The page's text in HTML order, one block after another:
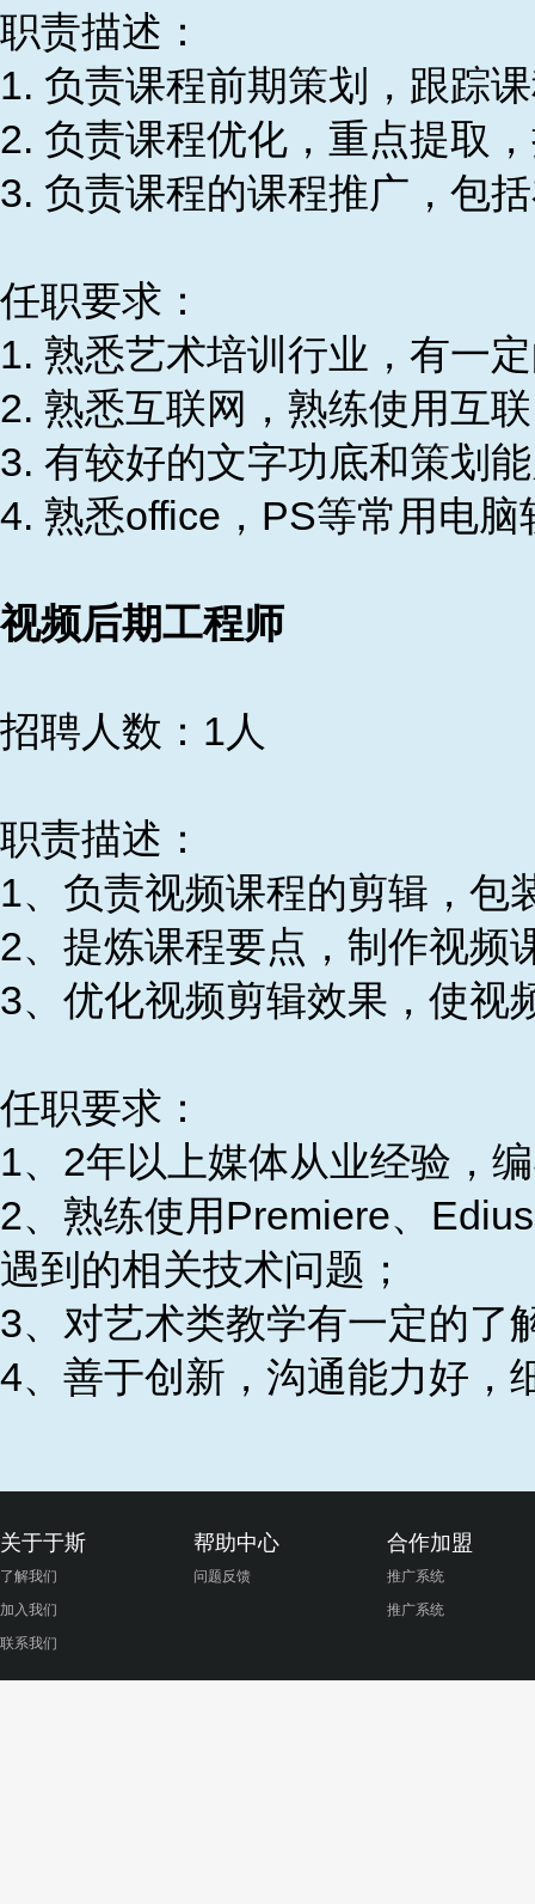
职责描述：
1. 负责课程前期策划，跟踪
2. 负责课程优化，重点提取
3. 负责课程的课程推广，包
任职要求：
1. 熟悉艺术培训行业，有一
2. 熟悉互联网，熟练使用互
3. 有较好的文字功底和策划
4. 熟悉office，PS等常用电脑
视频后期工程师
招聘人数：1人
职责描述：
1、负责视频课程的剪辑，包
2、提炼课程要点，制作视频
3、优化视频剪辑效果，使视
任职要求：
1、2年以上媒体从业经验，
2、熟练使用Premiere、
遇到的相关技术问题；
3、对艺术类教学有一定的了
4、善于创新，沟通能力好，
关于于斯
了解我们
加入我们
联系我们
帮助中心
问题反馈
合作加盟
推广系统
推广系统